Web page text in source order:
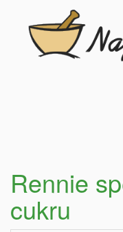
Rennie
cukru